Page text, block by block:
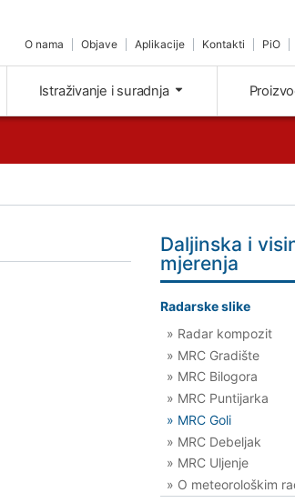
O nama Objave Aplikacije Kontakti PiO
Istraživanje i suradnja
Daljinska i
mjerenja
Radarske slike
» Radar kompozit
» MRC Gradište
» MRC Bilogora
» MRC Puntijarka
» MRC Goli
» MRC Debeljak
» MRC Uljenje
» O meteorološkim